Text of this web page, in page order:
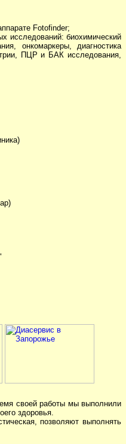
Fotofinder;
исследований: биохимический
онкомаркеры, диагностика
ПЦР и БАК исследования,
своей работы мы выполнили
здоровья.
позволяют выполнять